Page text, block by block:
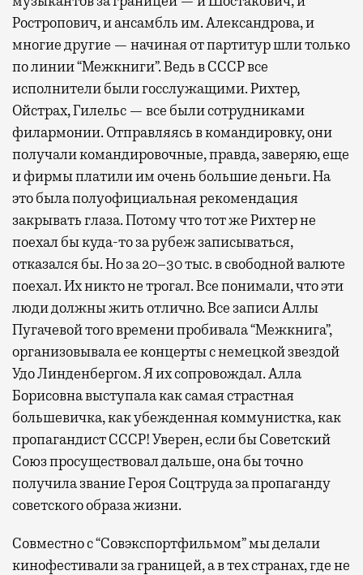
Ростропович, и ансамбль им. Александрова, и
многие другие — начиная от партитур шли только
по линии “Межкниги”. Ведь в СССР все
исполнители были госслужащими. Рихтер,
Ойстрах, Гилельс — все были сотрудниками
филармонии. Отправляясь в командировку, они
получали командировочные, правда, заверяю, еще
и фирмы платили им очень большие деньги. На
это была полуофициальная рекомендация
закрывать глаза. Потому что тот же Рихтер не
поехал бы куда-то за рубеж записываться,
отказался бы. Но за 20–30 тыс. в свободной валюте
поехал. Их никто не трогал. Все понимали, что эти
люди должны жить отлично. Все записи Аллы
Пугачевой того времени пробивала “Межкнига”,
организовывала ее концерты с немецкой звездой
Удо Линденбергом. Я их сопровождал. Алла
Борисовна выступала как самая страстная
большевичка, как убежденная коммунистка, как
пропагандист СССР! Уверен, если бы Советский
Союз просуществовал дальше, она бы точно
получила звание Героя Соцтруда за пропаганду
советского образа жизни.
Совместно с “Совэкспортфильмом” мы делали
кинофестивали за границей, а в тех странах, где не